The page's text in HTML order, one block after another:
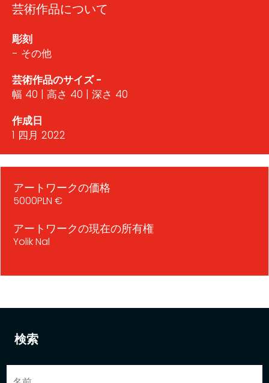
検索
芸術作品について
彫刻
- その他
芸術作品のサイズ -
幅 40 | 高さ 40 | 深さ 40
作成日
1 四月 2022
アートワークの価格
5000PLN €
アートワークの現在の所有権
Yolik Nal